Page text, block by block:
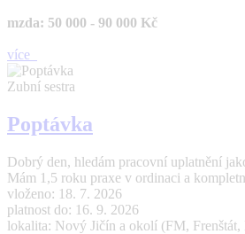
mzda: 50 000 - 90 000 Kč
více
Zubní sestra
Poptávka
Dobrý den, hledám pracovní uplatnění
Mám 1,5 roku praxe v ordinaci a
vloženo: 18. 7. 2026
platnost do: 16. 9. 2026
lokalita: Nový Jičín a okolí (FM, Frenštát,